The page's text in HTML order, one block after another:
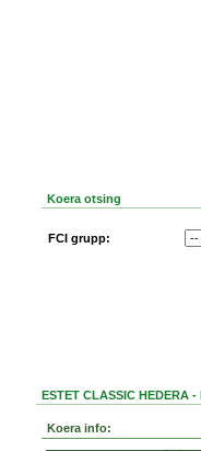
Koera otsing
FCI grupp:
ESTET CLASSIC HEDERA -
Koera info: